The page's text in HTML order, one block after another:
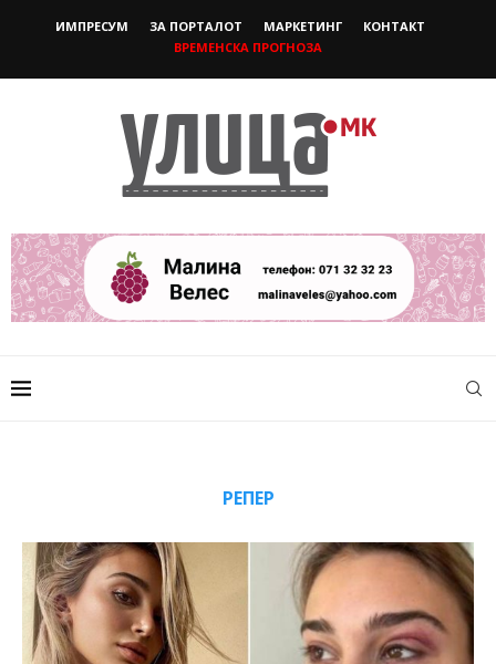
ИМПРЕСУМ ЗА ПОРТАЛОТ МАРКЕТИНГ
КОНТАКТ
ВРЕМЕНСКА ПРОГНОЗА
РЕПЕР